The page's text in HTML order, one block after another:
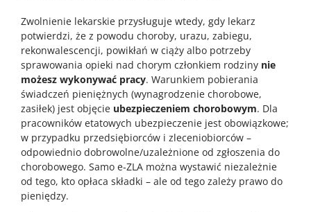
Zwolnienie lekarskie przysługuje wtedy, gdy lekarz
potwierdzi, że z powodu choroby, urazu, zabiegu,
rekonwalescencji, powikłań w ciąży albo potrzeby
sprawowania opieki nad chorym członkiem rodziny nie
możesz wykonywać pracy. Warunkiem pobierania
świadczeń pieniężnych (wynagrodzenie chorobowe,
zasiłek) jest objęcie ubezpieczeniem chorobowym. Dla
pracowników etatowych ubezpieczenie jest obowiązkowe;
w przypadku przedsiębiorców i zleceniobiorców –
odpowiednio dobrowolne/uzależnione od zgłoszenia do
chorobowego. Samo e‑ZLA można wystawić niezależnie
od tego, kto opłaca składki – ale od tego zależy prawo do
pieniędzy.